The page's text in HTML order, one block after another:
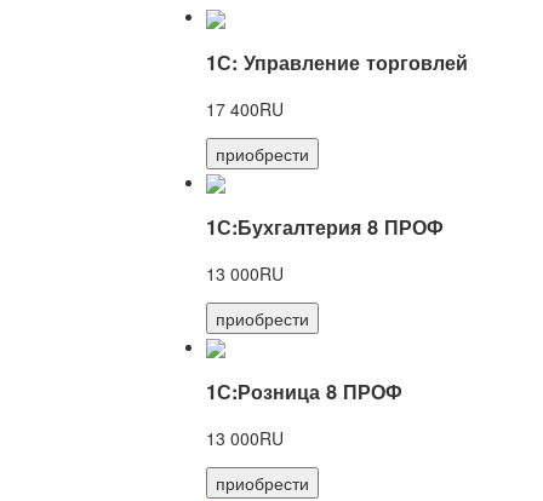
1С: Управление торговлей
17 400RU
приобрести
1С:Бухгалтерия 8 ПРОФ
13 000RU
приобрести
1С:Розница 8 ПРОФ
13 000RU
приобрести